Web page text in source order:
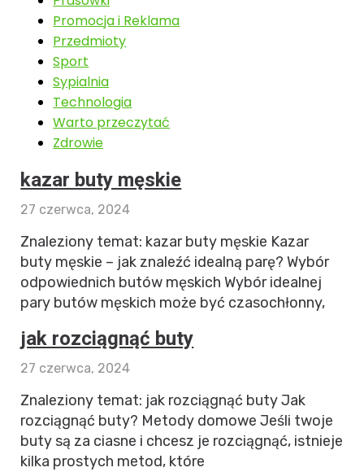
Promocja i Reklama
Przedmioty
Sport
Sypialnia
Technologia
Warto przeczytać
Zdrowie
kazar buty męskie
27 czerwca, 2024
Znaleziony temat: kazar buty męskie Kazar
buty męskie – jak znaleźć idealną parę? Wybór
odpowiednich butów męskich Wybór idealnej
pary butów męskich może być czasochłonny,
jak rozciągnąć buty
27 czerwca, 2024
Znaleziony temat: jak rozciągnąć buty Jak
rozciągnąć buty? Metody domowe Jeśli twoje
buty są za ciasne i chcesz je rozciągnąć, istnieje
kilka prostych metod, które